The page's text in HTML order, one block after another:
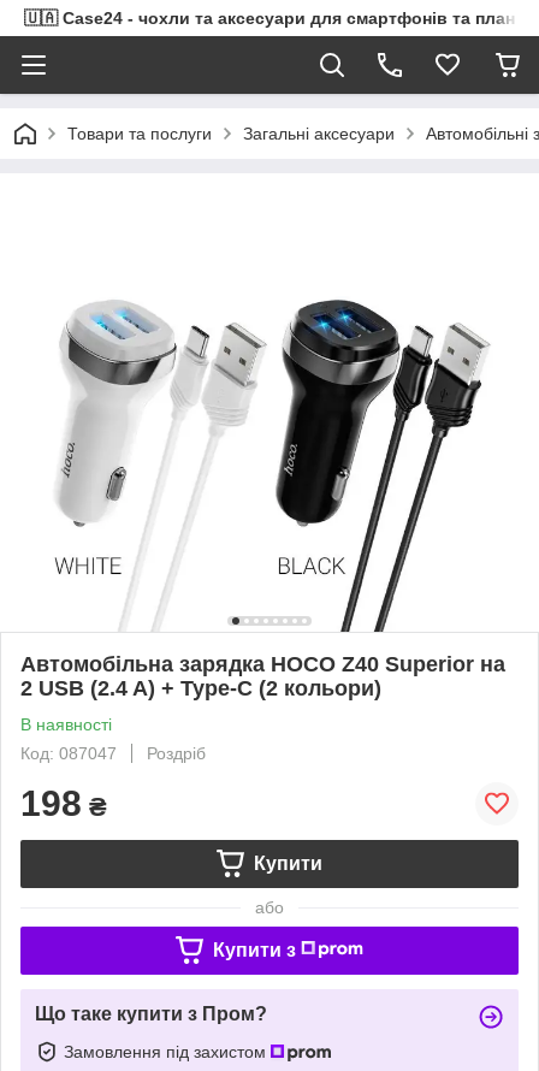
🇺🇦 Case24 - чохли та аксесуари для смартфонів та
Товари та послуги Загальні аксесуари Автомобільні
Автомобільна зарядка HOCO Z40 Superior на
2 USB (2.4 A) + Type-C (2 кольори)
В наявності
Код: 087047
Роздріб
198 ₴
Купити
або
Купити з
Що таке купити з Пром?
Замовлення під захистом